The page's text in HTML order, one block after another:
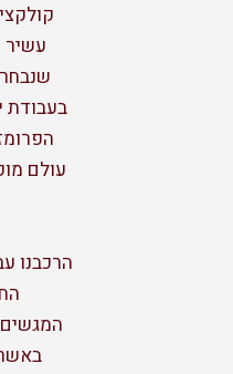
עשיר
בעבודת
עולם
הרכבנו
המגשים